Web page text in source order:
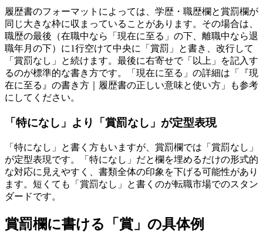
履歴書のフォーマットによっては、学歴・職歴欄と賞罰欄が
同じ大きな枠に収まっていることがあります。その場合は、
職歴の最後（在職中なら「現在に至る」の下、離職中なら退
職年月の下）に1行空けて中央に「賞罰」と書き、改行して
「賞罰なし」と続けます。最後に右寄せで「以上」を記入す
るのが標準的な書き方です。「現在に至る」の詳細は「『現
在に至る』の書き方｜履歴書の正しい意味と使い方」も参考
にしてください。
「特になし」より「賞罰なし」が定型表現
「特になし」と書く方もいますが、賞罰欄では「賞罰なし」
が定型表現です。「特になし」だと欄を埋めるだけの形式的
な対応に見えやすく、書類全体の印象を下げる可能性があり
ます。短くても「賞罰なし」と書くのが転職市場でのスタン
ダードです。
賞罰欄に書ける「賞」の具体例